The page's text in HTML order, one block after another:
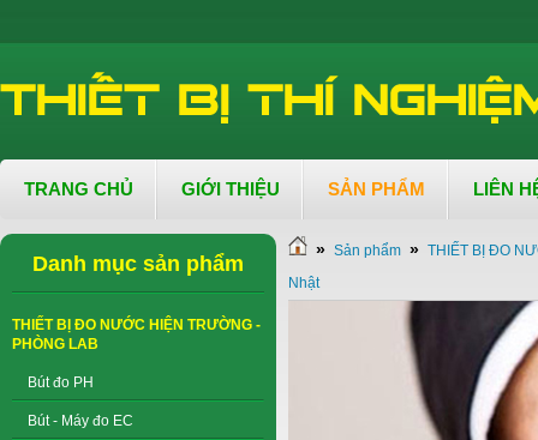
TRANG CHỦ GIỚI THIỆU SẢN PHẨM LIÊN
Danh mục sản phẩm
THIẾT BỊ ĐO NƯỚC HIỆN TRƯỜNG -
PHÒNG LAB
Bút đo PH
Bút - Máy đo EC
» Sản phẩm » THIẾT BỊ ĐO
Nhật